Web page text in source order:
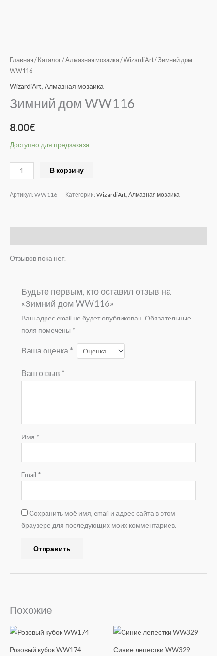
Главная / Каталог/Алмазная мозаика/WizardiArt/ Зимний дом
WW116
WizardiArt, Алмазная мозаика
Зимний дом WW116
8.00€
Доступно для предзаказа
В корзину
Артикул: WW116 Категории: WizardiArt Алмазная мозаика
Отзывов пока нет.
Будьте первым, кто оставил отзыв на
«Зимний дом WW116»
Ваш адрес email не будет опубликован. Обязательные
поля помечены *
Ваша оценка *
Ваш отзыв *
Имя *
Email *
Сохранить моё имя, email и адрес сайта в этом
браузере для последующих моих комментариев.
n
t
Похожие
Розовый кубок WW174 Синие лепестки WW329